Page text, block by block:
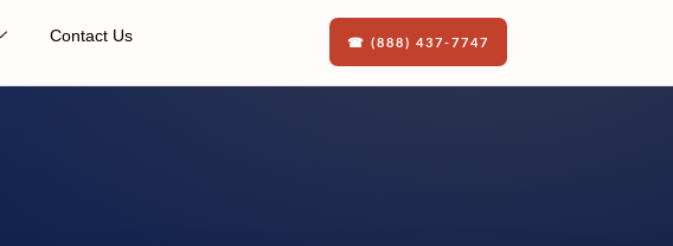
Contact Us ☎ (888) 437-7747